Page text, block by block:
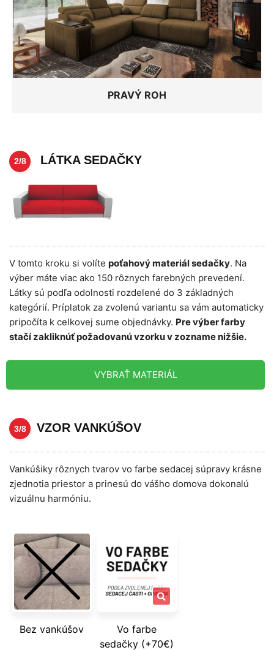
PRAVÝ ROH
2/8 LÁTKA SEDAČKY
V tomto kroku si volíte poťahový materiál sedačky. Na
výber máte viac ako 150 rôznych farebných prevedení.
Látky sú podľa odolnosti rozdelené do 3 základných
kategórií. Príplatok za zvolenú variantu sa vám automaticky
pripočíta k celkovej sume objednávky. Pre výber farby
stačí zakliknúť požadovanú vzorku v zozname nižšie.
VYBRAŤ MATERIÁL
3/8 VZOR VANKÚŠOV
Vankúšiky rôznych tvarov vo farbe sedacej súpravy krásne
zjednotia priestor a prinesú do vášho domova dokonalú
vizuálnu harmóniu.
Bez vankúšov
Vo farbe
sedačky (+70€)